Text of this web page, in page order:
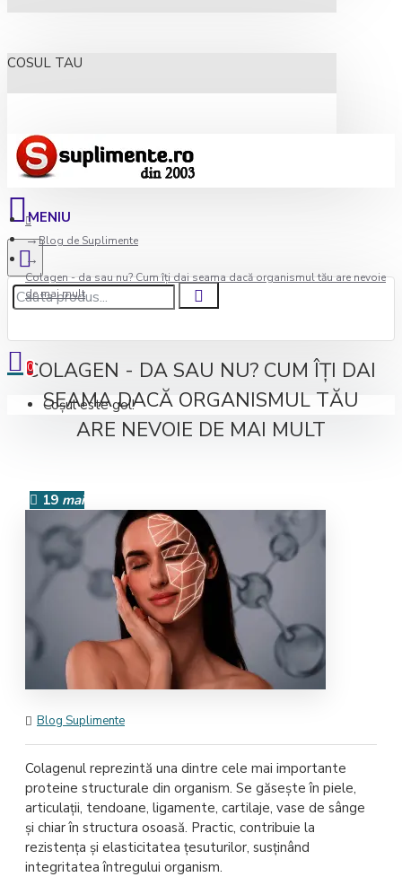
COSUL TAU
0
Coșul este gol!
Blog de Suplimente
Colagen - da sau nu? Cum îţi dai seama dacă organismul tău are nevoie
de mai mult
COLAGEN - DA SAU NU? CUM ÎŢI DAI
SEAMA DACĂ ORGANISMUL TĂU
ARE NEVOIE DE MAI MULT
19 mai
Blog Suplimente
Colagenul reprezintă una dintre cele mai importante
proteine structurale din organism. Se găsește în piele,
articulații, tendoane, ligamente, cartilaje, vase de sânge
și chiar în structura osoasă. Practic, contribuie la
rezistența și elasticitatea țesuturilor, susținând
integritatea întregului organism.